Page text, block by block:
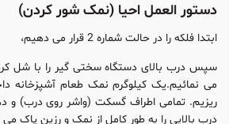
دستور العمل احیا (نمک شور کردن)
ابتدا فلکه را در حالت شماره 2 قرار می دهیم،
سپس درب بالای دستگاه سختی گیر را با شل
می نمائیم.یک کیلوگرم نمک طعام آشپزخانه
ریزیم. تمامی اطراف گسکت (واشر روی درب) و
درب بالایی را به طور کامل از نمک و رزین پاک